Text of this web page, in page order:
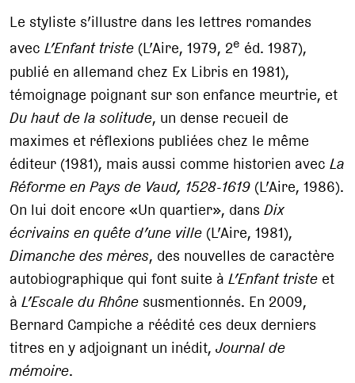
Le styliste s’illustre dans les lettres romandes
avecL’Enfant triste (L’Aire, 1979, 2e éd. 1987),
publié en allemand chez Ex Libris en 1981),
témoignage poignant sur son enfance meurtrie, et
Du haut de la solitude, un dense recueil de
maximes et réflexions publiées chez le même
éditeur (1981), mais aussi comme historien avecLa
Réforme en Pays de Vaud, 1528-1619 (L’Aire, 1986).
On lui doit encore «Un quartier», dansDix
écrivains en quête d’une ville (L’Aire, 1981),
Dimanche des mères, des nouvelles de caractère
autobiographique qui font suite àL’Enfant triste et
àL’Escale du Rhône susmentionnés. En 2009,
Bernard Campiche a réédité ces deux derniers
titres en y adjoignant un inédit,Journal de
mémoire.